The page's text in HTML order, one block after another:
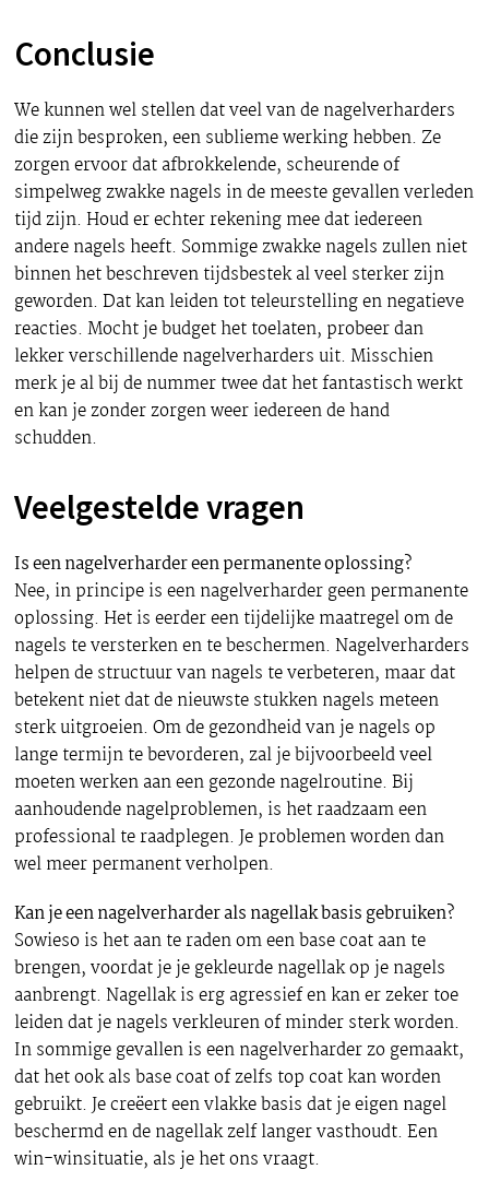
Conclusie
We kunnen wel stellen dat veel van de nagelverharders
die zijn besproken, een sublieme werking hebben. Ze
zorgen ervoor dat afbrokkelende, scheurende of
simpelweg zwakke nagels in de meeste gevallen verleden
tijd zijn. Houd er echter rekening mee dat iedereen
andere nagels heeft. Sommige zwakke nagels zullen niet
binnen het beschreven tijdsbestek al veel sterker zijn
geworden. Dat kan leiden tot teleurstelling en negatieve
reacties. Mocht je budget het toelaten, probeer dan
lekker verschillende nagelverharders uit. Misschien
merk je al bij de nummer twee dat het fantastisch werkt
en kan je zonder zorgen weer iedereen de hand
schudden.
Veelgestelde vragen
Is een nagelverharder een permanente oplossing?
Nee, in principe is een nagelverharder geen permanente
oplossing. Het is eerder een tijdelijke maatregel om de
nagels te versterken en te beschermen. Nagelverharders
helpen de structuur van nagels te verbeteren, maar dat
betekent niet dat de nieuwste stukken nagels meteen
sterk uitgroeien. Om de gezondheid van je nagels op
lange termijn te bevorderen, zal je bijvoorbeeld veel
moeten werken aan een gezonde nagelroutine. Bij
aanhoudende nagelproblemen, is het raadzaam een
professional te raadplegen. Je problemen worden dan
wel meer permanent verholpen.
Kan je een nagelverharder als nagellak basis gebruiken?
Sowieso is het aan te raden om een base coat aan te
brengen, voordat je je gekleurde nagellak op je nagels
aanbrengt. Nagellak is erg agressief en kan er zeker toe
leiden dat je nagels verkleuren of minder sterk worden.
In sommige gevallen is een nagelverharder zo gemaakt,
dat het ook als base coat of zelfs top coat kan worden
gebruikt. Je creëert een vlakke basis dat je eigen nagel
beschermd en de nagellak zelf langer vasthoudt. Een
win-winsituatie, als je het ons vraagt.